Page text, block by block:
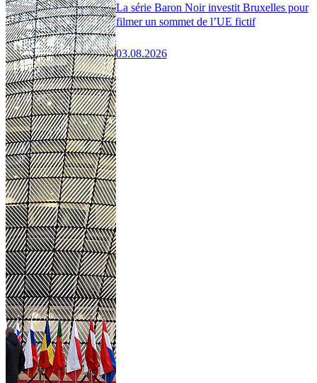
La série Baron Noir investit Bruxelles pour
filmer un sommet de l’UE fictif
03.08.2026